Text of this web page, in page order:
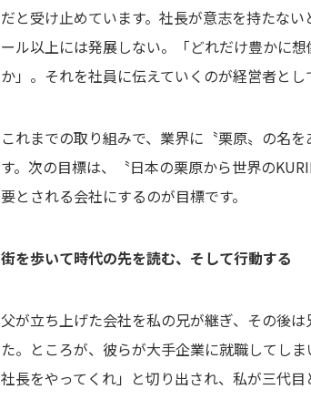
だと受け止めています。社長が意志を持たな
ール以上には発展しない。「どれだけ豊かに
か」。それを社員に伝えていくのが経営者とし
これまでの取り組みで、業界に〝栗原〟の名
す。次の目標は、〝日本の栗原から世界の
要とされる会社にするのが目標です。
街を歩いて時代の先を読む、そして行動する
父が立ち上げた会社を私の兄が継ぎ、その後
た。ところが、彼らが大手企業に就職してし
社長をやってくれ」と切り出され、私が三代目